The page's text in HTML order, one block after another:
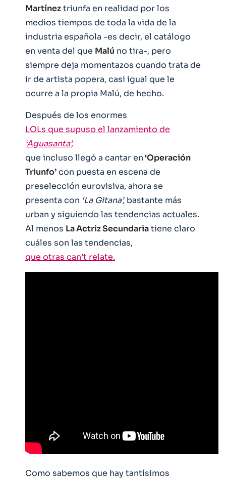
Martíneztriunfa en realidad por los
medios tiempos de toda la vida de la
industria española -es decir, el catálogo
en venta del que Malú no tira-, pero
siempre deja momentazos cuando trata de
ir de artista popera, casi igual que le
ocurre a la propia Malú, de hecho.
Después de los enormes
LOLs que supuso el lanzamiento de
‘Aguasanta’,
que incluso llegó a cantar en‘Operación
Triunfo’con puesta en escena de
preselección eurovisiva, ahora se
presenta con ‘La Gitana’, bastante más
urban y siguiendo las tendencias actuales.
Al menos La Actriz Secundariatiene claro
cuáles son las tendencias,
que otras can’t relate.
Como sabemos que hay tantísimos